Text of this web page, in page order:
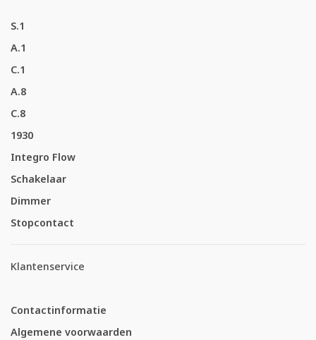
S.1
A.1
C.1
A.8
C.8
1930
Integro Flow
Schakelaar
Dimmer
Stopcontact
Klantenservice
Contactinformatie
Algemene voorwaarden